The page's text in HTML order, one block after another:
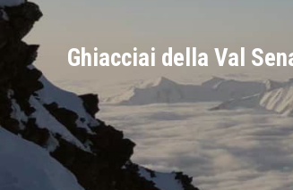
Ghiacciai della Val